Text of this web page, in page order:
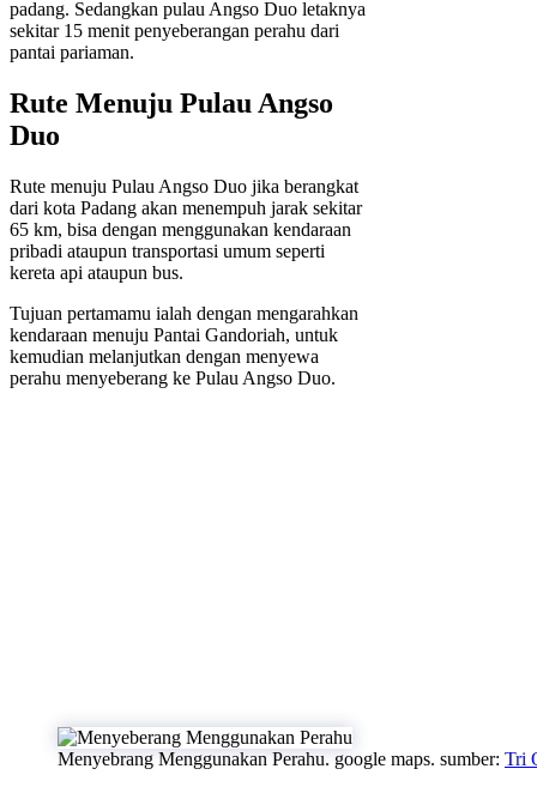
padang. Sedangkan pulau Angso Duo letaknya
sekitar 15 menit penyeberangan perahu dari
pantai pariaman.
Rute Menuju Pulau Angso
Duo
Rute menuju Pulau Angso Duo jika berangkat
dari kota Padang akan menempuh jarak sekitar
65 km, bisa dengan menggunakan kendaraan
pribadi ataupun transportasi umum seperti
kereta api ataupun bus.
Tujuan pertamamu ialah dengan mengarahkan
kendaraan menuju Pantai Gandoriah, untuk
kemudian melanjutkan dengan menyewa
perahu menyeberang ke Pulau Angso Duo.
Menyebrang Menggunakan Perahu. google maps. sumber: Tri